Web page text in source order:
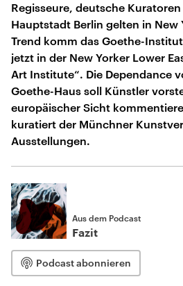
Regisseure, deutsche
Hauptstadt Berlin gelten in New
Trend komm das Goethe-
jetzt in der New Yorker Lower
Art Institute“. Die Dependance
Goethe-Haus soll Künstler
europäischer Sicht
kuratiert der Münchner
Ausstellungen.
Aus dem Podcast
Fazit
Podcast abonnieren